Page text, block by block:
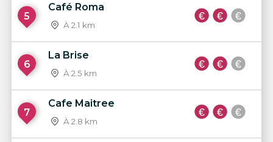
5
Café Roma
À 2.1 km
6
La Brise
À 2.5 km
7
Cafe Maitree
À 2.8 km